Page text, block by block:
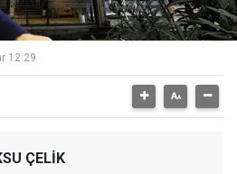
12:29
ÇELİK